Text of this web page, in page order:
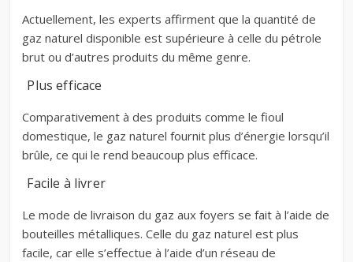
Actuellement, les experts affirment que la quantité de
gaz naturel disponible est supérieure à celle du pétrole
brut ou d’autres produits du même genre.
Plus efficace
Comparativement à des produits comme le fioul
domestique, le gaz naturel fournit plus d’énergie lorsqu’il
brûle, ce qui le rend beaucoup plus efficace.
Facile à livrer
Le mode de livraison du gaz aux foyers se fait à l’aide de
bouteilles métalliques. Celle du gaz naturel est plus
facile, car elle s’effectue à l’aide d’un réseau de